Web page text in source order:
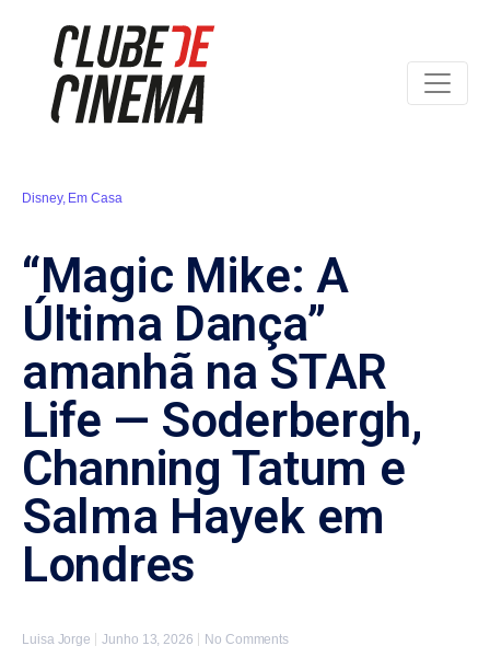
Disney, Em Casa
“Magic Mike: A
Última Dança”
amanhã na STAR
Life — Soderbergh,
Channing Tatum e
Salma Hayek em
Londres
Luisa Jorge Junho 13, 2026 No Comments